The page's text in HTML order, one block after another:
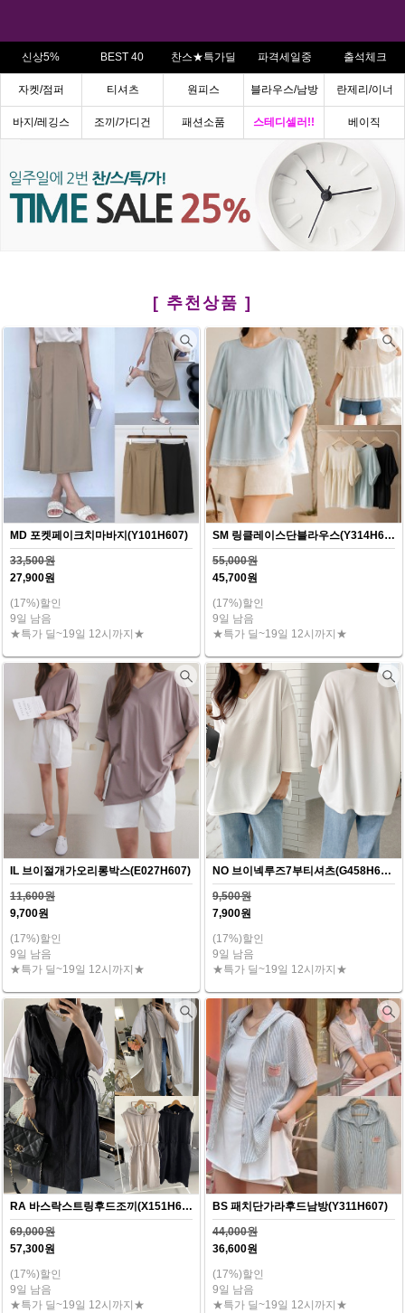
신상5% BEST 40 찬스★특가딜 파격세일중 출석체크
자켓/점퍼 티셔츠 원피스 블라우스/남방 란제리/이너
바지/레깅스 조끼/가디건 패션소품 스테디셀러!! 베이직
[ 추천상품 ]
MD 포켓페이크치마바지(Y101H607)
33,500원
27,900원
(17%)할인
9일 남음
★특가 딜~19일 12시까지★
SM 링클레이스단블라우스(Y314H607)
55,000원
45,700원
(17%)할인
9일 남음
★특가 딜~19일 12시까지★
IL 브이절개가오리롱박스(E027H607)
11,600원
9,700원
(17%)할인
9일 남음
★특가 딜~19일 12시까지★
NO 브이넥루즈7부티셔츠(G458H607)
9,500원
7,900원
(17%)할인
9일 남음
★특가 딜~19일 12시까지★
RA 바스락스트링후드조끼(X151H607)
69,000원
57,300원
(17%)할인
9일 남음
★특가 딜~19일 12시까지★
BS 패치단가라후드남방(Y311H607)
44,000원
36,600원
(17%)할인
9일 남음
★특가 딜~19일 12시까지★